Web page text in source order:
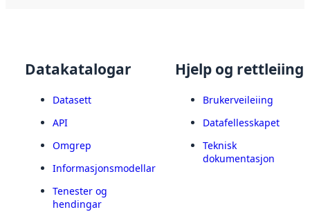
Datakatalogar
Datasett
API
Omgrep
Informasjonsmodellar
Tenester og
hendingar
Hjelp og rettleiing
Brukerveileiing
Datafellesskapet
Teknisk
dokumentasjon